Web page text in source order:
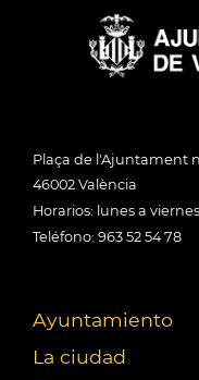
Plaça de l'Ajuntament
46002 València
Horarios: lunes a
Teléfono: 963 52 54 78
Ayuntamiento
La ciudad